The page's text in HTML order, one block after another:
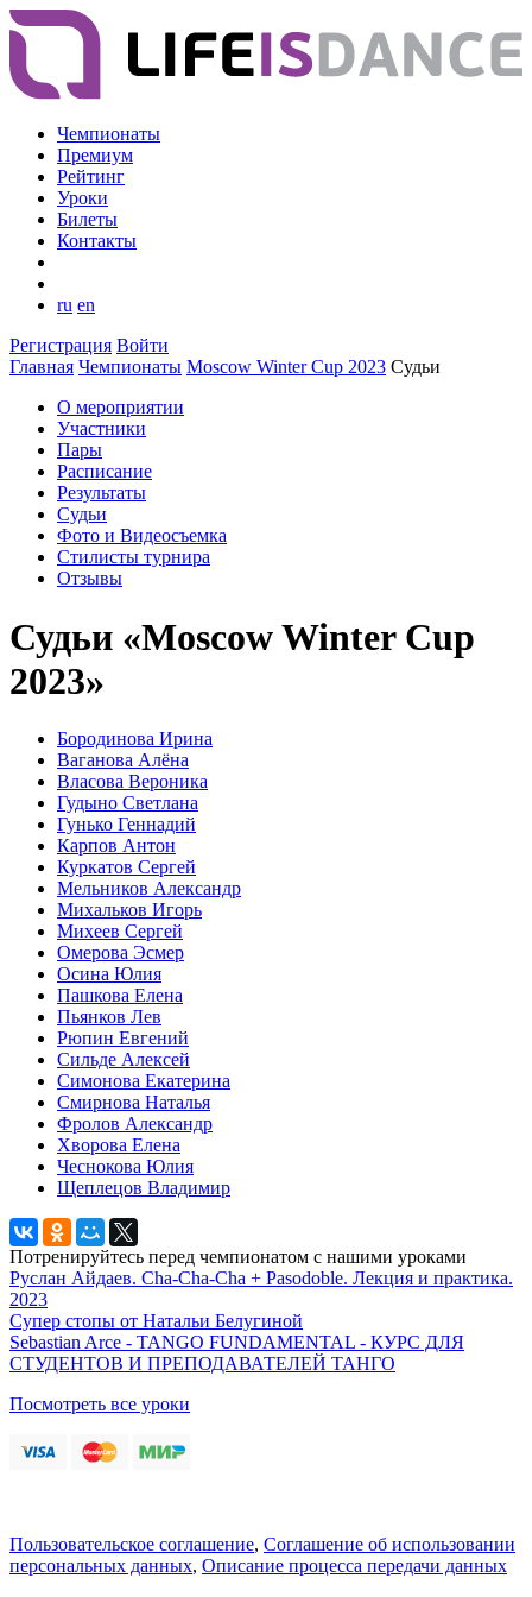
Чемпионаты
Премиум
Рейтинг
Уроки
Билеты
Контакты
ru en
Регистрация Войти
Главная Чемпионаты Moscow Winter Cup 2023 Судьи
О мероприятии
Участники
Пары
Расписание
Результаты
Судьи
Фото и Видеосъемка
Стилисты турнира
Отзывы
Судьи «Moscow Winter Cup
2023»
Бородинова Ирина
Ваганова Алёна
Власова Вероника
Гудыно Светлана
Гунько Геннадий
Карпов Антон
Куркатов Сергей
Мельников Александр
Михальков Игорь
Михеев Сергей
Омерова Эсмер
Осина Юлия
Пашкова Елена
Пьянков Лев
Рюпин Евгений
Сильде Алексей
Симонова Екатерина
Смирнова Наталья
Фролов Александр
Хворова Елена
Чеснокова Юлия
Щеплецов Владимир
Потренируйтесь перед чемпионатом с нашими уроками
Руслан Айдаев. Cha-Cha-Cha + Pasodoble. Лекция и практика.
2023
Супер стопы от Натальи Белугиной
Sebastian Arce - TANGO FUNDAMENTAL - КУРС ДЛЯ
СТУДЕНТОВ И ПРЕПОДАВАТЕЛЕЙ ТАНГО
Посмотреть все уроки
Пользовательское соглашение, Соглашение об использовании
персональных данных, Описание процесса передачи данных